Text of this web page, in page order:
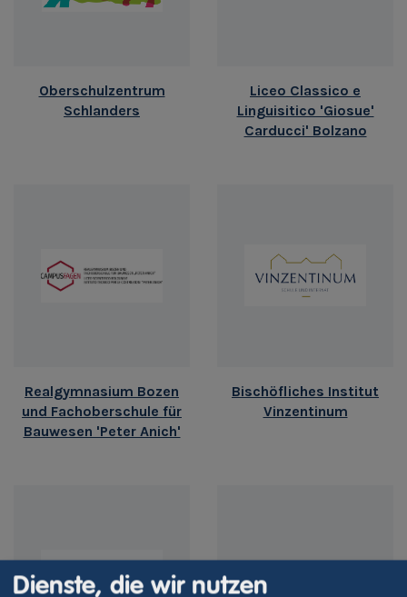
Oberschulzentrum
Schlanders
Liceo Classico e
Linguisitico 'Giosue'
Carducci' Bolzano
Realgymnasium Bozen
und Fachoberschule für
Bauwesen 'Peter Anich'
Bischöfliches Institut
Vinzentinum
Dienste, die wir nutzen